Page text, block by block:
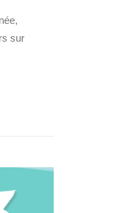
sur